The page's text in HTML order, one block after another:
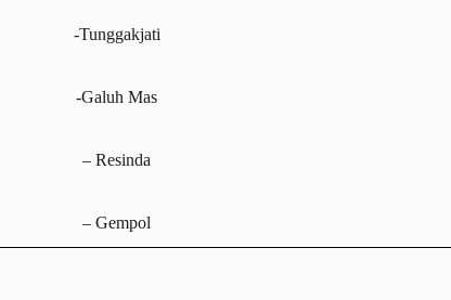
-Tunggakjati
-Galuh Mas
– Resinda
– Gempol